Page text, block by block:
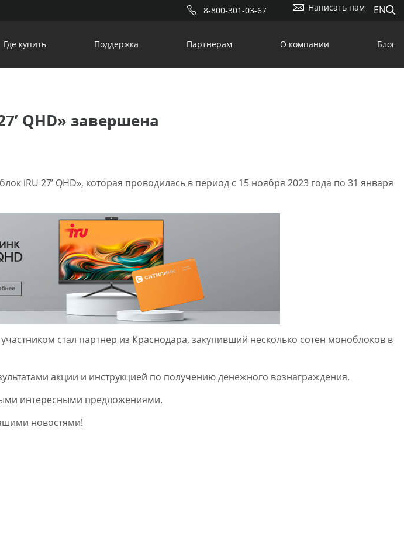
8-800-301-03-67 Написать нам EN
Где купить Поддержка Партнерам О компании Блог
QHD» завершена
iRU 27’ QHD», которая проводилась в период с 15 ноября 2023 года по 31 января
стал партнер из Краснодара, закупивший несколько сотен моноблоков в
акции и инструкцией по получению денежного вознаграждения.
интересными предложениями.
новостями!